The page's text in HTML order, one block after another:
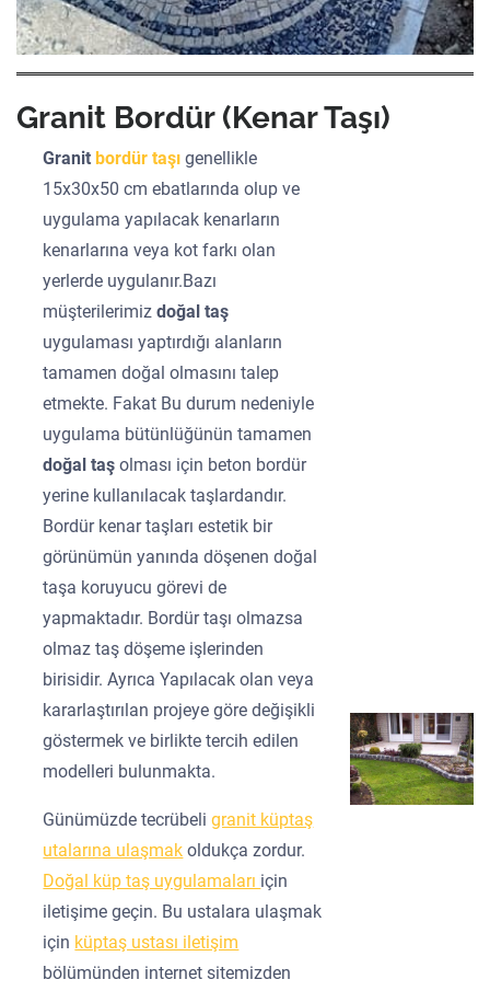
Granit Bordür (Kenar Taşı)
Granitbordür taşı genellikle
15x30x50 cm ebatlarında olup ve
uygulama yapılacak kenarların
kenarlarına veya kot farkı olan
yerlerde uygulanır.Bazı
müşterilerimizdoğal taş
uygulaması yaptırdığı alanların
tamamen doğal olmasını talep
etmekte. Fakat Bu durum nedeniyle
uygulama bütünlüğünün tamamen
doğal taşolması için beton bordür
yerine kullanılacak taşlardandır.
Bordür kenar taşları estetik bir
görünümün yanında döşenen doğal
taşa koruyucu görevi de
yapmaktadır. Bordür taşı olmazsa
olmaz taş döşeme işlerinden
birisidir. Ayrıca Yapılacak olan veya
kararlaştırılan projeye göre değişikli
göstermek ve birlikte tercih edilen
modelleri bulunmakta.
Günümüzde tecrübeligranit küptaş
utalarına ulaşmak oldukça zordur.
Doğal küp taş uygulamaları için
iletişime geçin. Bu ustalara ulaşmak
için küptaş ustası iletişim
bölümünden internet sitemizden